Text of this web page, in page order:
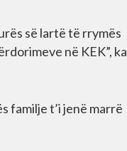
së lartë të rrymës
në KEK”, ka
familje t’i jenë marrë